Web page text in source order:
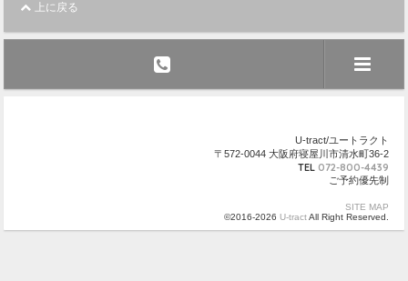
上に戻る
U-tract/ユートラクト
〒572-0044 大阪府寝屋川市清水町36-2
TEL 072-800-4439
ご予約優先制
SITE MAP
©2016-2026 U-tractAll Right Reserved.